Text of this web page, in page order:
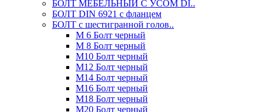
БОЛТ МЕБЕЛЬНЫЙ С УСОМ DI..
БОЛТ DIN 6921 c фланцем
БОЛТ с шестигранной голов..
М 6 Болт черный
М 8 Болт черный
М10 Болт черный
М12 Болт черный
М14 Болт черный
М16 Болт черный
М18 Болт черный
М20 Болт черный